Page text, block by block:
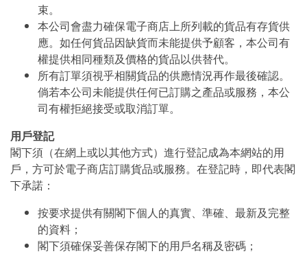
束。
本公司會盡力確保電子商店上所列載的貨品有存貨供
應。如任何貨品因缺貨而未能提供予顧客，本公司有
權提供相同種類及價格的貨品以供替代。
所有訂單須視乎相關貨品的供應情況再作最後確認。
倘若本公司未能提供任何已訂購之產品或服務，本公
司有權拒絕接受或取消訂單。
用戶登記
閣下須（在網上或以其他方式）進行登記成為本網站的用
戶，方可於電子商店訂購貨品或服務。在登記時，即代表閣
下承諾：
按要求提供有關閣下個人的真實、準確、最新及完整
的資料；
閣下須確保妥善保存閣下的用戶名稱及密碼；